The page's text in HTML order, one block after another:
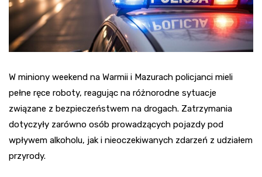
W miniony weekend na Warmii i Mazurach policjanci mieli
pełne ręce roboty, reagując na różnorodne sytuacje
związane z bezpieczeństwem na drogach. Zatrzymania
dotyczyły zarówno osób prowadzących pojazdy pod
wpływem alkoholu, jak i nieoczekiwanych zdarzeń z udziałem
przyrody.